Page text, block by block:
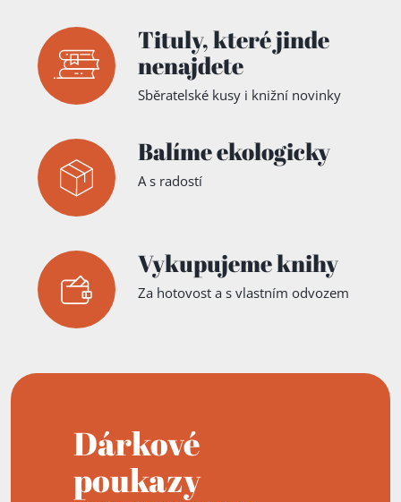
Tituly,které jinde
nenajdete
Sběratelské kusy i knižní novinky
Balíme ekologicky
A s radostí
Vykupujeme knihy
Za hotovost a s vlastním odvozem
Dárkové
poukazy